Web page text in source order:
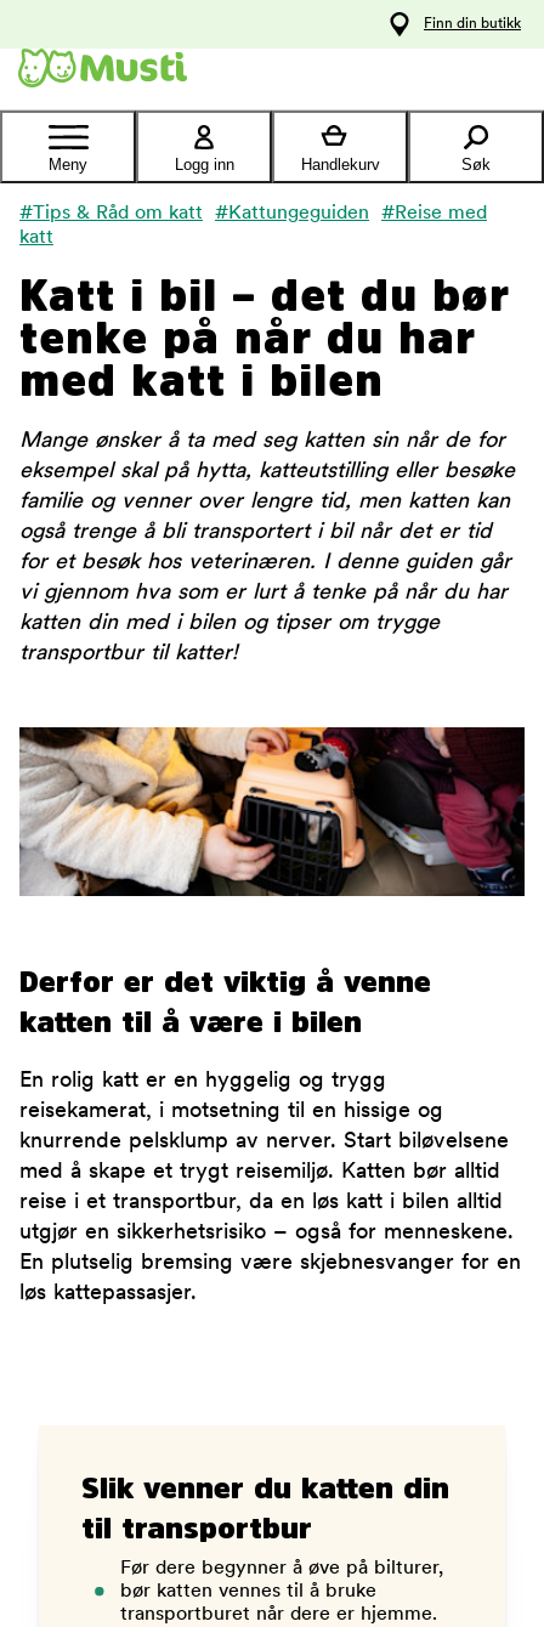
Kontakt
kundeservice
Finn din butikk
Meny Logg inn Handlekurv Søk
#Tips & Råd om katt #Kattungeguiden
#Reise med
katt
Katt i bil – det du bør
tenke på når du har
med katt i bilen
Mange ønsker å ta med seg katten sin når de for
eksempel skal på hytta, katteutstilling eller besøke
familie og venner over lengre tid, men katten kan
også trenge å bli transportert i bil når det er tid
for et besøk hos veterinæren. I denne guiden går
vi gjennom hva som er lurt å tenke på når du har
katten din med i bilen og tipser om trygge
transportbur til katter!
Derfor er det viktig å venne
katten til å være i bilen
En rolig katt er en hyggelig og trygg
reisekamerat, i motsetning til en hissige og
knurrende pelsklump av nerver. Start biløvelsene
med å skape et trygt reisemiljø. Katten bør alltid
reise i et transportbur, da en løs katt i bilen alltid
utgjør en sikkerhetsrisiko – også for menneskene.
En plutselig bremsing være skjebnesvanger for en
løs kattepassasjer.
Slik venner du katten din
til transportbur
Før dere begynner å øve på bilturer,
bør katten vennes til å bruke
transportburet når dere er hjemme.